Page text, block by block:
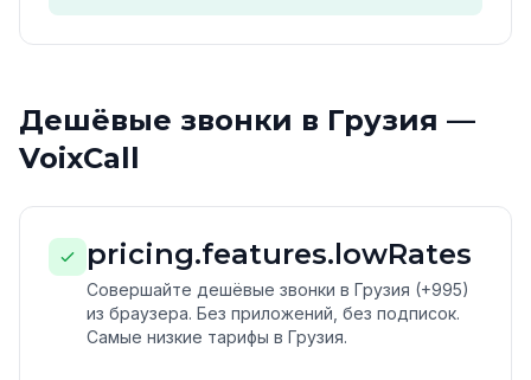
Дешёвые звонки в Грузия —
VoixCall
pricing.features.lowRates
Совершайте дешёвые звонки в Грузия (+995)
из браузера. Без приложений, без подписок.
Самые низкие тарифы в Грузия.